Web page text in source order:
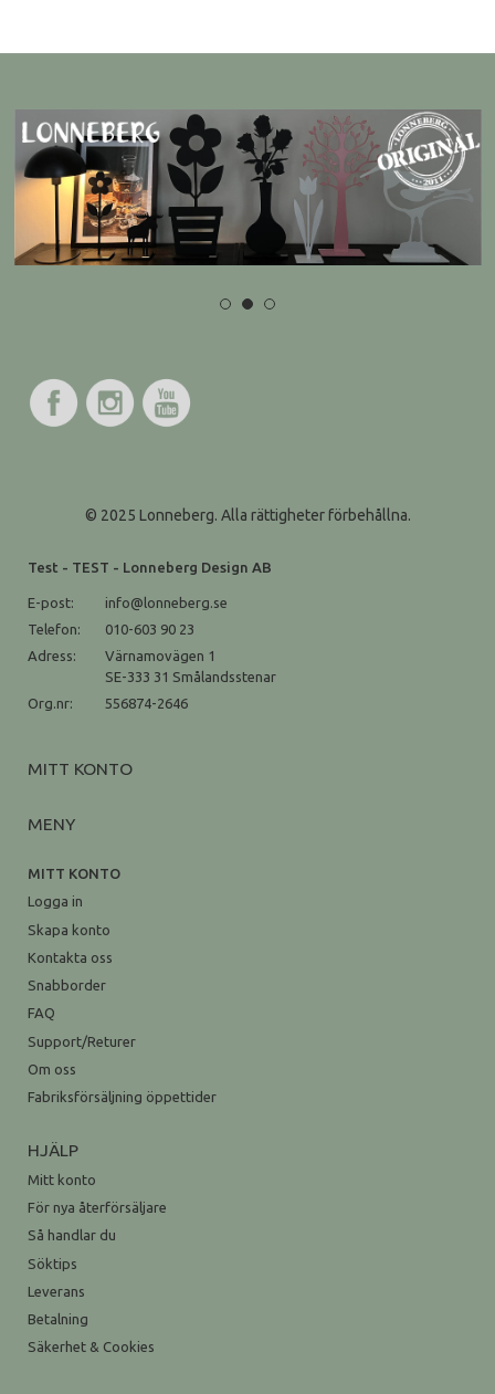
© 2025 Lonneberg. Alla rättigheter förbehållna.
Test - TEST - Lonneberg Design AB
E-post:
info@lonneberg.se
Telefon:
010-603 90 23
Adress:
Värnamovägen 1
SE-333 31 Smålandsstenar
Org.nr:
556874-2646
MITT KONTO
MENY
MITT KONTO
Logga in
Skapa konto
Kontakta oss
Snabborder
FAQ
Support/Returer
Om oss
Fabriksförsäljning öppettider
HJÄLP
Mitt konto
För nya återförsäljare
Så handlar du
Söktips
Leverans
Betalning
Säkerhet & Cookies